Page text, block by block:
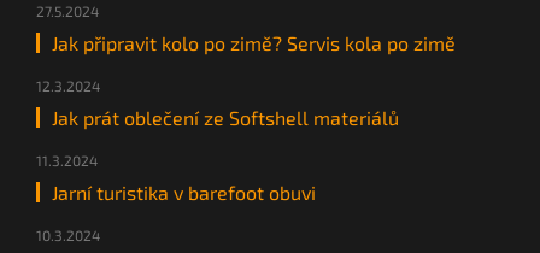
27.5.2024
Jak připravit kolo po zimě? Servis kola po zimě
12.3.2024
Jak prát oblečení ze Softshell materiálů
11.3.2024
Jarní turistika v barefoot obuvi
10.3.2024